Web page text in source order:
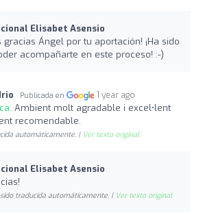
Elisabet Asensio
gracias Ángel por tu aportación! ¡Ha sido
acompañarte en este proceso! :-)
Publicada en 1 year ago
Ambient molt agradable i excel•lent
recomendable.
automáticamente. | Ver texto original
Elisabet Asensio
traducida automáticamente. | Ver texto original